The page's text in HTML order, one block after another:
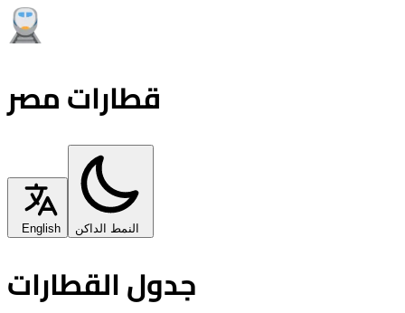
قطارات مصر
English النمط الداكن
جدول القطارات